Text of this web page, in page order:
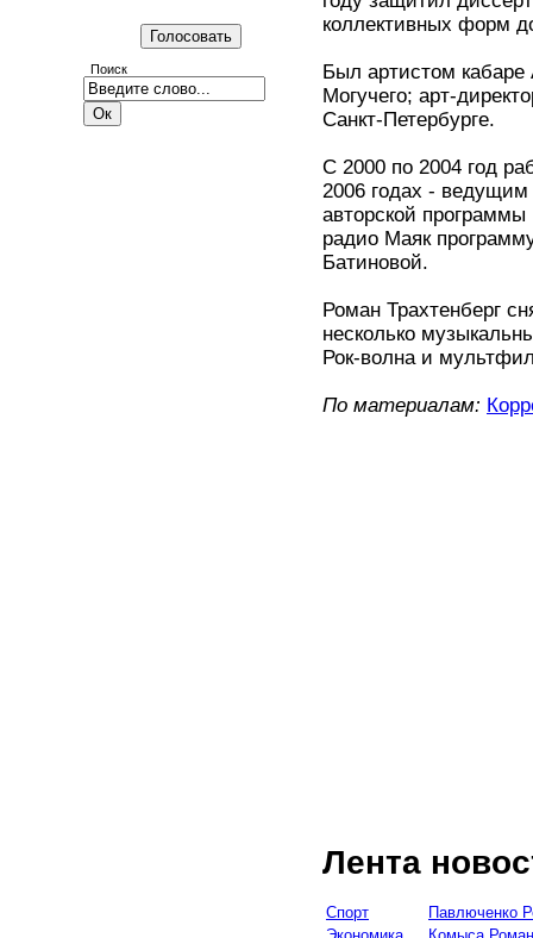
Поиск
коллективных форм
Был артистом кабаре
Могучего; арт-
Санкт-Петербурге.
С 2000 по 2004 год
2006 годах - ведущим
авторской
радио Маяк
Батиновой.
Роман Трахтенберг
несколько
Рок-волна и
По материалам:
Лента
Спорт
Павлюченко